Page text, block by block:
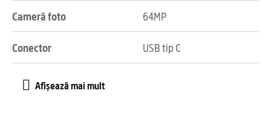
Cameră foto 64MP
Conector USB tip C